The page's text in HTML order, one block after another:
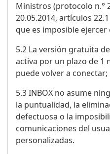
Ministros (protocolo n.°
20.05.2014, artículos
que es imposible
5.2 La versión gratuita
activa por un plazo de 1
puede volver a conectar;
5.3 INBOX no asume
la puntualidad, la
defectuosa o la
comunicaciones del
personalizadas.